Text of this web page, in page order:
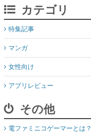
カテゴリ
特集記事
マンガ
女性向け
アプリレビュー
その他
電ファミニコゲーマーとは？